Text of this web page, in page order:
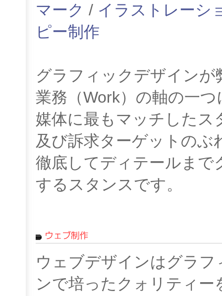
マーク / イラストレーシ
ピー制作
グラフィックデザインが
業務（Work）の軸の一
媒体に最もマッチした
及び訴求ターゲットの
徹底してディテールまで
するスタンスです。
ウェブデザインはグラフ
ンで培ったクォリティー